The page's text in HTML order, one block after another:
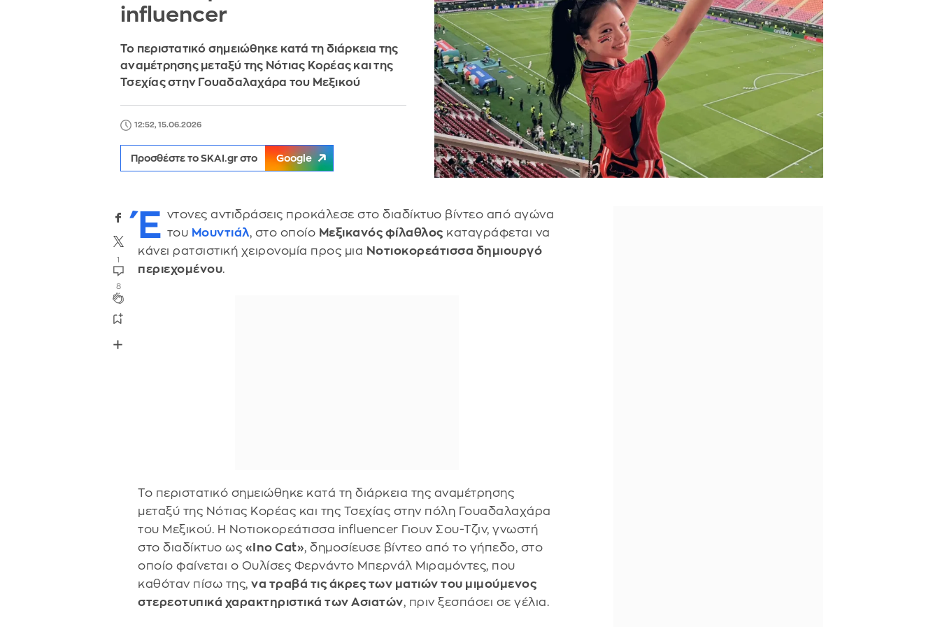
influencer
Το περιστατικό σημειώθηκε κατά τη διάρκεια της
αναμέτρησης μεταξύ της Νότιας Κορέας και της
Τσεχίας στην Γουαδαλαχάρα του Μεξικού
12:52, 15.06.2026
Προσθέστε το SKAI.gr στο Google
1
8
Έ ντονες αντιδράσεις προκάλεσε στο διαδίκτυο βίντεο από αγώνα
του Μουντιάλ, στο οποίο Μεξικανός φίλαθλος καταγράφεται να
κάνει ρατσιστική χειρονομία προς μια Νοτιοκορεάτισσα δημιουργό
περιεχομένου.
Το περιστατικό σημειώθηκε κατά τη διάρκεια της αναμέτρησης
μεταξύ της Νότιας Κορέας και της Τσεχίας στην πόλη Γουαδαλαχάρα
του Μεξικού. Η Νοτιοκορεάτισσα influencer Γιουν Σου-Τζιν, γνωστή
στο διαδίκτυο ως «Ino Cat», δημοσίευσε βίντεο από το γήπεδο, στο
οποίο φαίνεται ο Ουλίσες Φερνάντο Μπερνάλ Μιραμόντες, που
καθόταν πίσω της, να τραβά τις άκρες των ματιών του μιμούμενος
στερεοτυπικά χαρακτηριστικά των Ασιατών, πριν ξεσπάσει σε γέλια.